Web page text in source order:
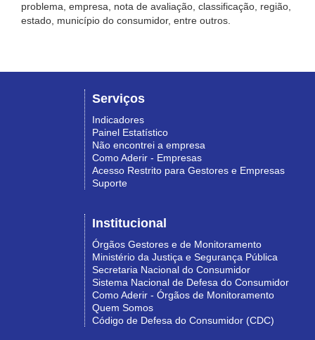
problema, empresa, nota de avaliação, classificação, região,
estado, município do consumidor, entre outros.
Serviços
Indicadores
Painel Estatístico
Não encontrei a empresa
Como Aderir - Empresas
Acesso Restrito para Gestores e Empresas
Suporte
Institucional
Órgãos Gestores e de Monitoramento
Ministério da Justiça e Segurança Pública
Secretaria Nacional do Consumidor
Sistema Nacional de Defesa do Consumidor
Como Aderir - Órgãos de Monitoramento
Quem Somos
Código de Defesa do Consumidor (CDC)